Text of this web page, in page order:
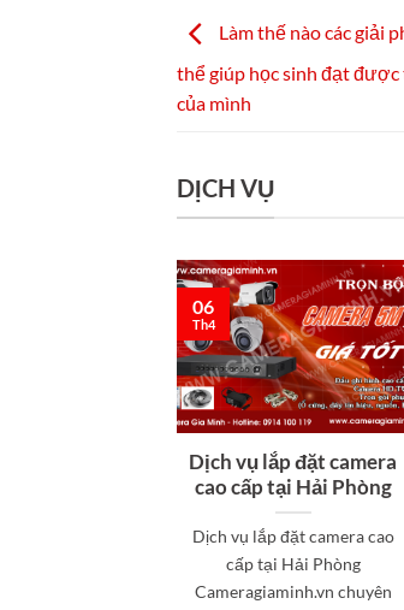
Làm thế nào các giải
thể giúp học sinh đạt
của mình
DỊCH VỤ
Dịch vụ lắp đặt camera
cao cấp tại Hải Phòng
Dịch vụ lắp đặt camera cao
cấp tại Hải Phòng
Cameragiaminh.vn chuyên
06
Th4